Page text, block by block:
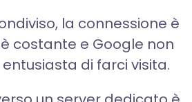
la connessione è
costante e Google non
di farci visita.